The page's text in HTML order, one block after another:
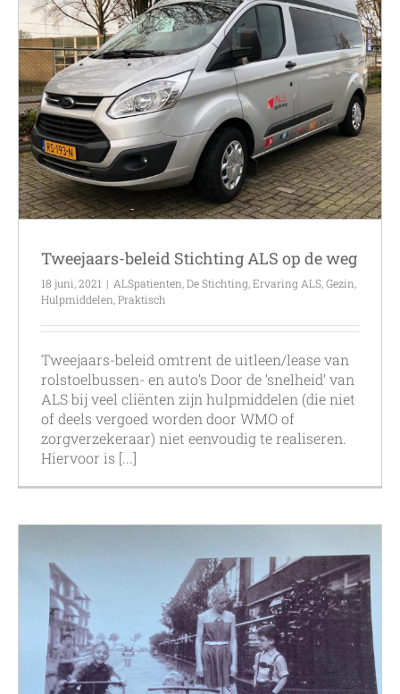
Tweejaars-beleid Stichting ALS op de weg
18 juni, 2021 | ALSpatienten De Stichting Ervaring ALS Gezin
Hulpmiddelen Praktisch
Tweejaars-beleid omtrent de uitleen/lease van
rolstoelbussen- en auto’s Door de ’snelheid’ van
ALS bij veel cliënten zijn hulpmiddelen (die niet
of deels vergoed worden door WMO of
zorgverzekeraar) niet eenvoudig te realiseren.
Hiervoor is [...]